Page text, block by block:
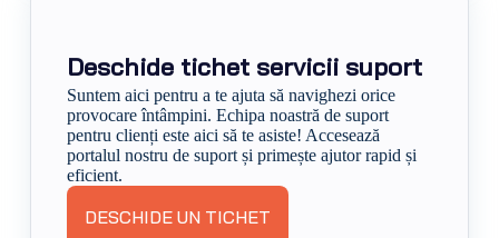
Deschide tichet servicii suport
Suntem aici pentru a te ajuta să navighezi orice
provocare întâmpini. Echipa noastră de suport
pentru clienți este aici să te asiste! Accesează
portalul nostru de suport și primește ajutor rapid și
eficient.
DESCHIDE UN TICHET